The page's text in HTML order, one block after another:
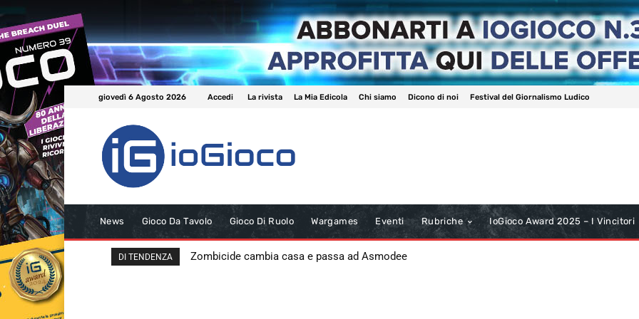
giovedì 6 Agosto 2026 Accedi La rivista La Mia Edicola Chi siamo Dicono di noi Festival del Giornalismo Ludico
News Gioco Da Tavolo Gioco Di Ruolo Wargames Eventi Rubriche IoGioco Award 2025 – I Vincitori
DI TENDENZA Zombicide cambia casa e passa ad Asmodee